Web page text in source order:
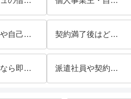
債務整理や自己破産をしていても利用を相談できる？申し込み前に確認したいポイントを解説 契約満了後はどうなる？車の返却や再契約の流れを解説
軽自動車なら即日入金できる？申し込みから振り込みまでの条件を解説 派遣社員や契約社員でも利用できる？審査前に確認したい条件を解説